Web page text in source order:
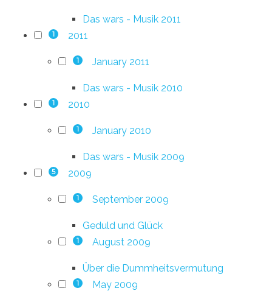
Das wars - Musik 2011
1 2011
1 January 2011
Das wars - Musik 2010
1 2010
1 January 2010
Das wars - Musik 2009
5 2009
1 September 2009
Geduld und Glück
1 August 2009
Über die Dummheitsvermutung
1 May 2009